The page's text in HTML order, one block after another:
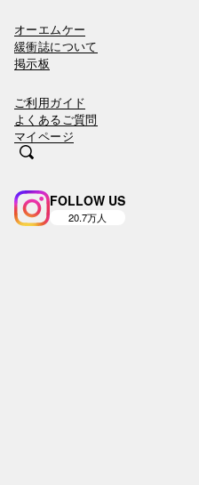
オーエムケー
緩衝誌について
掲示板
ご利用ガイド
よくあるご質問
マイページ
FOLLOW US